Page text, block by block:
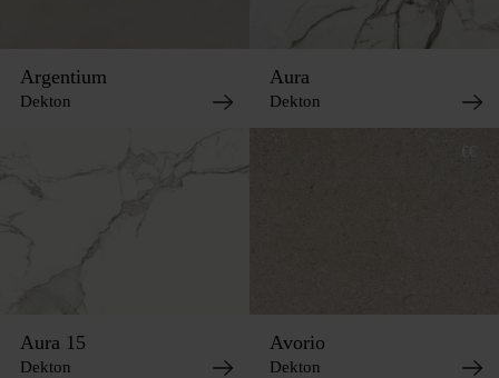
Argentium
Dekton
Aura
Dekton
Aura 15
Dekton
€€
Avorio
Dekton